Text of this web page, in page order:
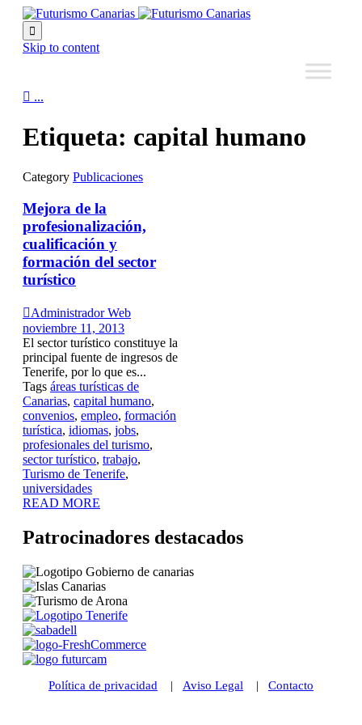

Skip to content
 ...
Etiqueta: capital humano
Category Publicaciones
Mejora de la
profesionalización,
cualificación y
formación del sector
turístico
Administrador Web
noviembre 11, 2013
El sector turístico constituye la
principal fuente de ingresos de
Tenerife, por lo que es...
Tags áreas turísticas de
Canarias, capital humano,
convenios, empleo, formación
turística, idiomas, jobs,
profesionales del turismo,
sector turístico, trabajo,
Turismo de Tenerife,
universidades
READ MORE
Patrocinadores destacados
Política de privacidad | Aviso Legal | Contacto